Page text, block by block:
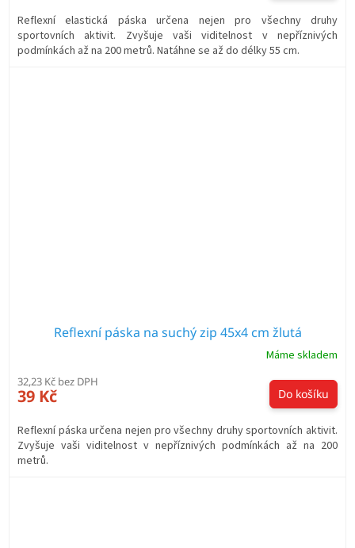
Reflexní elastická páska určena nejen pro všechny druhy
sportovních aktivit. Zvyšuje vaši viditelnost v nepříznivých
podmínkách až na 200 metrů. Natáhne se až do délky 55 cm.
Reflexní páska na suchý zip 45x4 cm žlutá
Máme skladem
32,23 Kč bez DPH
39 Kč Do košíku
Reflexní páska určena nejen pro všechny druhy sportovních aktivit.
Zvyšuje vaši viditelnost v nepříznivých podmínkách až na 200
metrů.